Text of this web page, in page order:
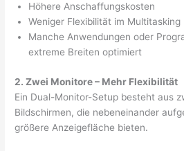
Höhere Anschaffungskosten
Weniger Flexibilität im Multitasking
Manche Anwendungen oder
extreme Breiten optimiert
2. Zwei Monitore – Mehr Flexibilität
Ein Dual-Monitor-Setup besteht aus
Bildschirmen, die nebeneinander
größere Anzeigefläche bieten.